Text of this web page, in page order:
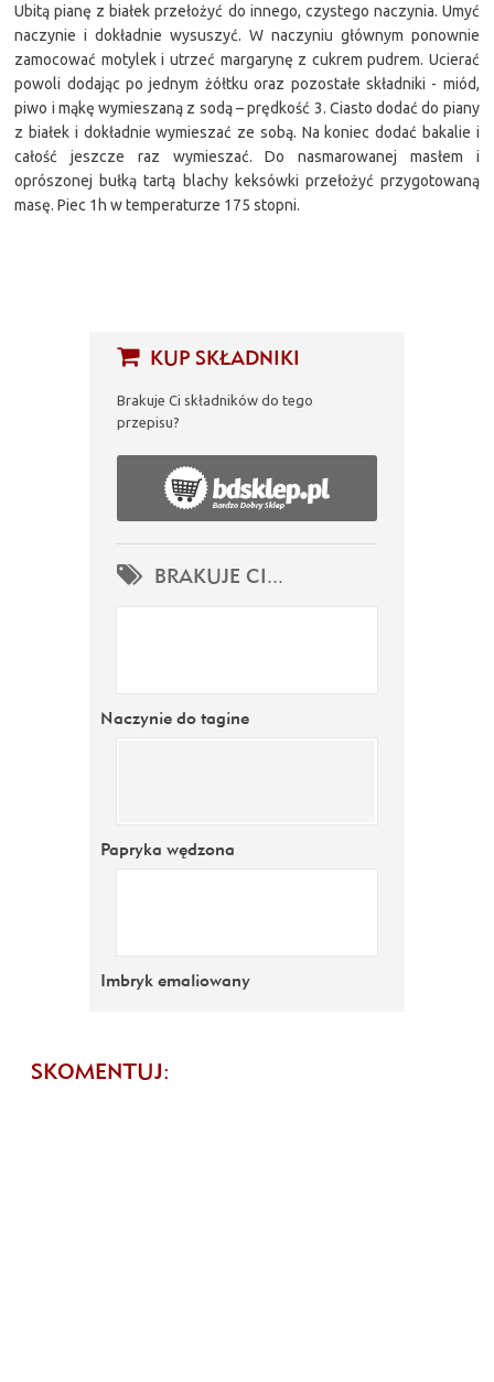
KUP SKŁADNIKI
Brakuje Ci składników do tego
przepisu?
BRAKUJE CI...
Naczynie do tagine
Papryka wędzona
Imbryk emaliowany
Ubitą pianę z białek przełożyć do innego, czystego naczynia. Umyć
naczynie i dokładnie wysuszyć. W naczyniu głównym ponownie
zamocować motylek i utrzeć margarynę z cukrem pudrem. Ucierać
powoli dodając po jednym żółtku oraz pozostałe składniki - miód,
piwo i mąkę wymieszaną z sodą – prędkość 3. Ciasto dodać do piany
z białek i dokładnie wymieszać ze sobą. Na koniec dodać bakalie i
całość jeszcze raz wymieszać. Do nasmarowanej masłem i
oprószonej bułką tartą blachy keksówki przełożyć przygotowaną
masę. Piec 1h w temperaturze 175 stopni.
SKOMENTUJ: